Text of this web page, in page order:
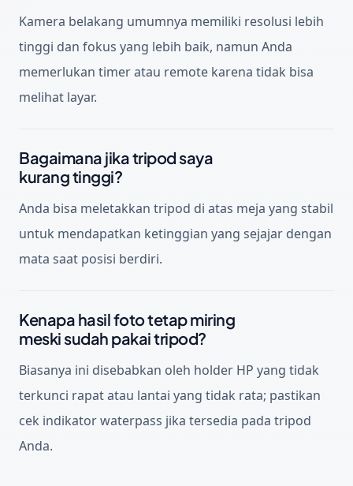
Kamera belakang umumnya memiliki resolusi lebih
tinggi dan fokus yang lebih baik, namun Anda
memerlukan timer atau remote karena tidak bisa
melihat layar.
Bagaimana jika tripod saya
kurang tinggi?
Anda bisa meletakkan tripod di atas meja yang stabil
untuk mendapatkan ketinggian yang sejajar dengan
mata saat posisi berdiri.
Kenapa hasil foto tetap miring
meski sudah pakai tripod?
Biasanya ini disebabkan oleh holder HP yang tidak
terkunci rapat atau lantai yang tidak rata; pastikan
cek indikator waterpass jika tersedia pada tripod
Anda.